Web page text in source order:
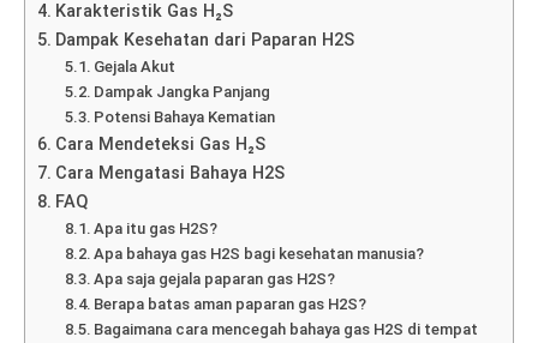
Karakteristik Gas H₂S
Dampak Kesehatan dari Paparan H2S
Gejala Akut
Dampak Jangka Panjang
Potensi Bahaya Kematian
Cara Mendeteksi Gas H₂S
Cara Mengatasi Bahaya H2S
FAQ
Apa itu gas H2S?
Apa bahaya gas H2S bagi kesehatan manusia?
Apa saja gejala paparan gas H2S?
Berapa batas aman paparan gas H2S?
Bagaimana cara mencegah bahaya gas H2S di tempat